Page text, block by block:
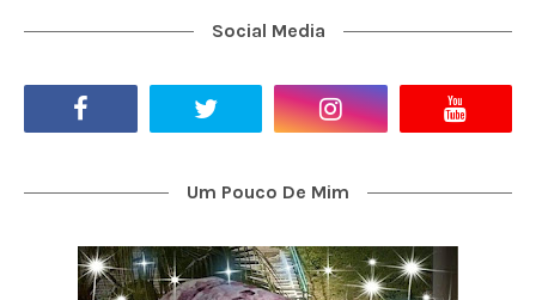
Social Media
Um Pouco De Mim